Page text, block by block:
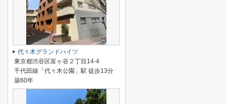
代々木グランドハイツ
東京都渋谷区富ヶ谷２丁目14-4
千代田線「代々木公園」駅 徒歩13分
築60年